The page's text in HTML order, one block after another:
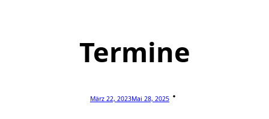
Termine
März 22, 2023Mai 28, 2025